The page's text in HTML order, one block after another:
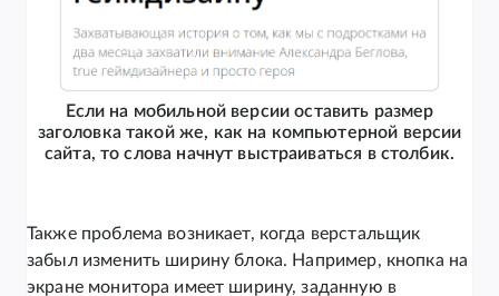
Если на мобильной версии оставить размер
заголовка такой же, как на компьютерной версии
сайта, то слова начнут выстраиваться в столбик.
Также проблема возникает, когда верстальщик
забыл изменить ширину блока. Например, кнопка на
экране монитора имеет ширину, заданную в